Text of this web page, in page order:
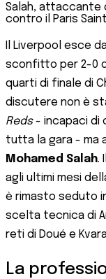
Salah, attaccante
contro il Paris
Il Liverpool esce
sconfitto per 2-0
quarti di finale di
discutere non è
Reds- incapaci di
tutta la gara - ma
Mohamed Salah.
agli ultimi mesi
è rimasto seduto
scelta tecnica di
reti di Doué e
La